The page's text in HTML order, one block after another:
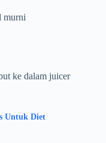
murni
ke dalam juicer
Untuk Diet